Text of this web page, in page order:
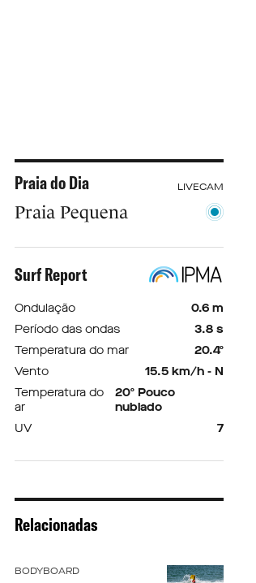
Praia do Dia LIVECAM
Praia Pequena
Surf Report
Ondulação
0.6 m
Período das ondas
3.8 s
Temperatura do mar
20.4º
Vento
15.5 km/h - N
Temperatura do
ar
20º Pouco
nublado
UV
7
Relacionadas
BODYBOARD